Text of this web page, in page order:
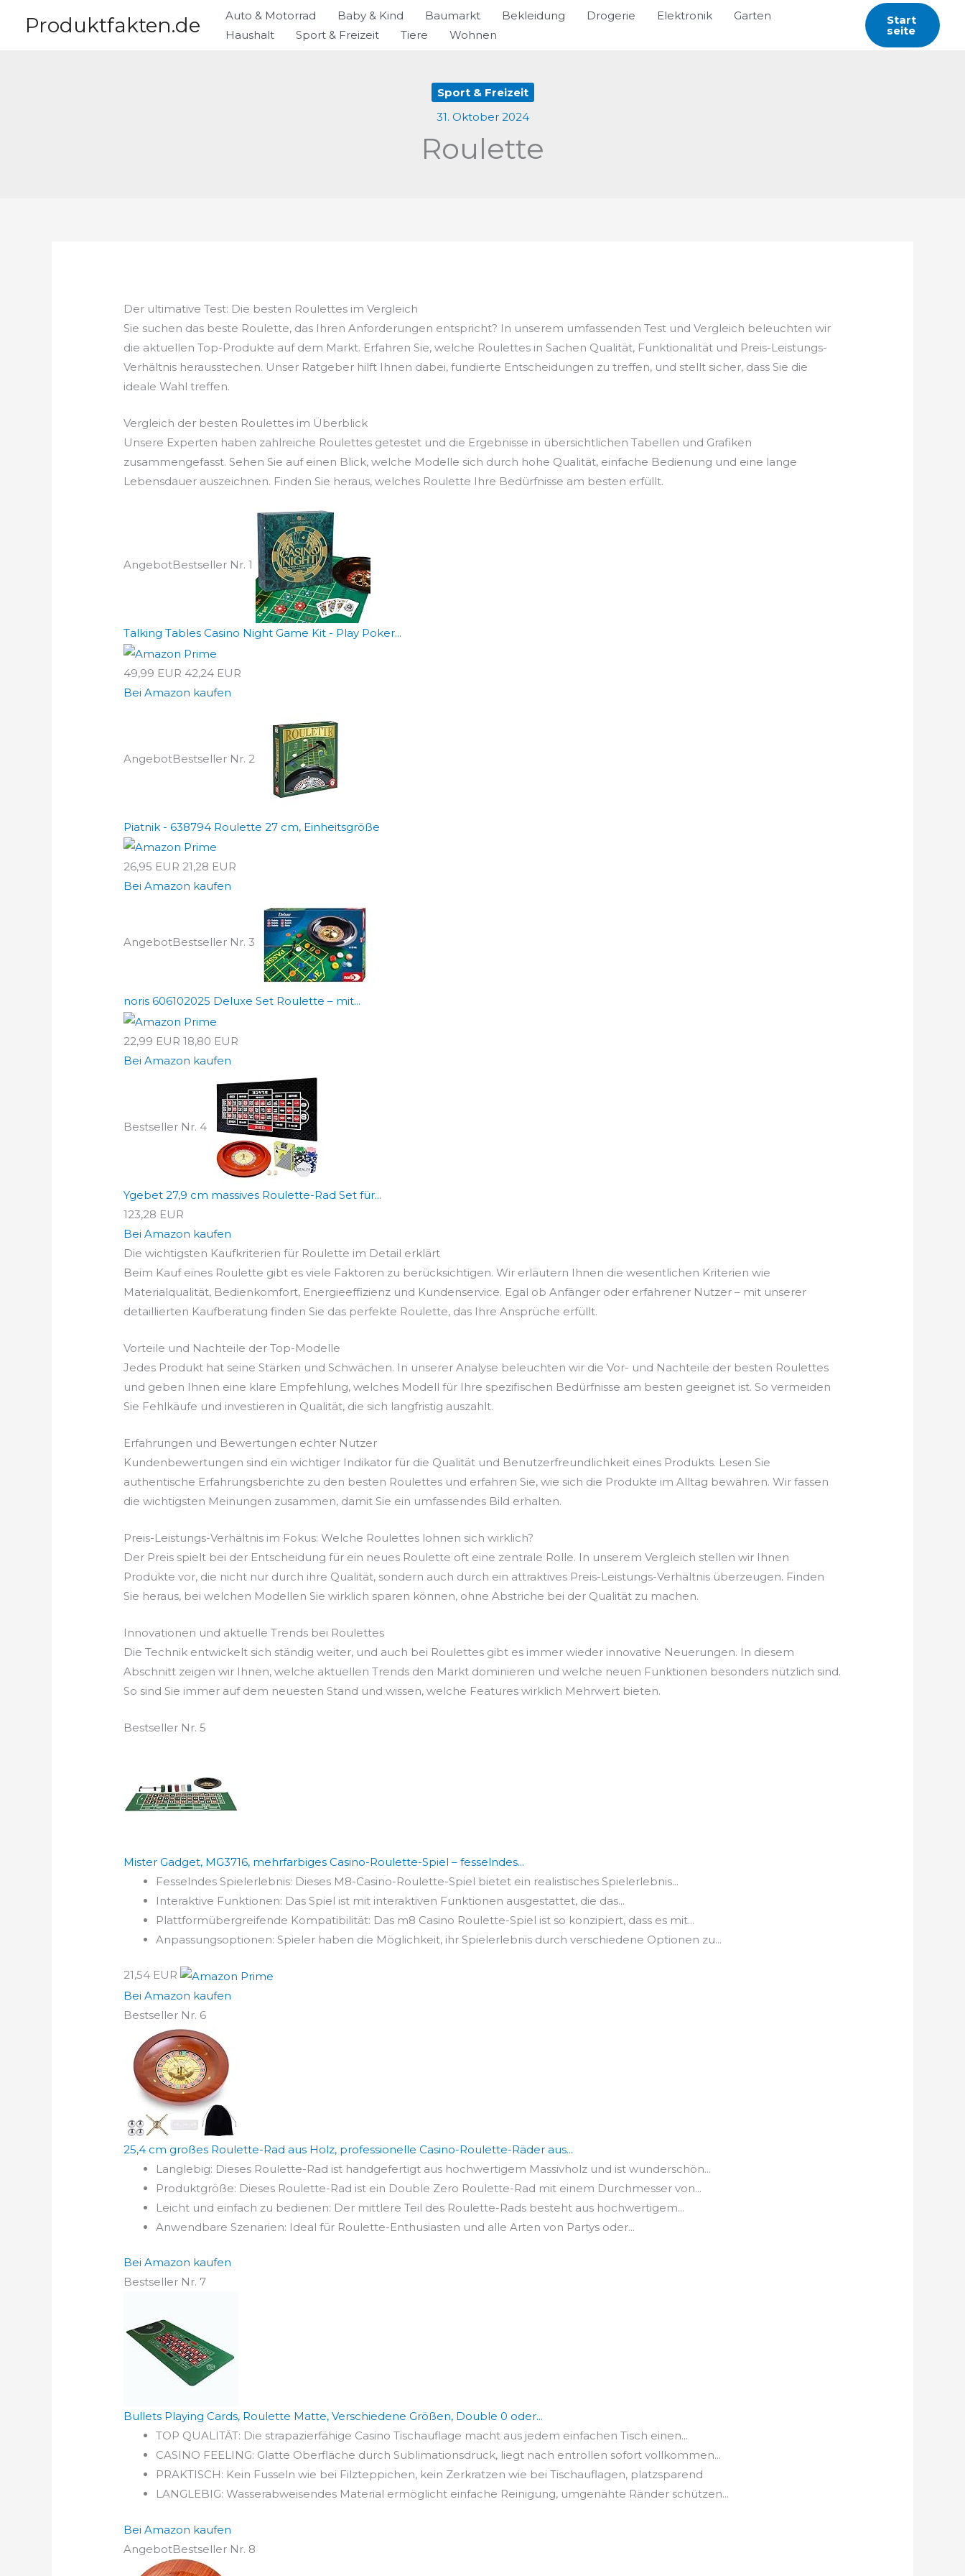
InhaltProduktfakten.de Auto & Motorrad Baby & Kind Baumarkt Bekleidung Drogerie Elektronik
Garten
Haushalt
Sport & Freizeit Tiere Wohnen
Start
Seite
Sport & Freizeit
31. Oktober 2024
Roulette
Der ultimative Test: Die besten Roulettes im Vergleich
Sie suchen das beste Roulette, das Ihren Anforderungen entspricht? In unserem umfassenden Test und Vergleich beleuchten wir
die aktuellen Top-Produkte auf dem Markt. Erfahren Sie, welche Roulettes in Sachen Qualität, Funktionalität und Preis-Leistungs-
Verhältnis herausstechen. Unser Ratgeber hilft Ihnen dabei, fundierte Entscheidungen zu treffen, und stellt sicher, dass Sie die
ideale Wahl treffen.
Vergleich der besten Roulettes im Überblick
Unsere Experten haben zahlreiche Roulettes getestet und die Ergebnisse in übersichtlichen Tabellen und Grafiken
zusammengefasst. Sehen Sie auf einen Blick, welche Modelle sich durch hohe Qualität, einfache Bedienung und eine lange
Lebensdauer auszeichnen. Finden Sie heraus, welches Roulette Ihre Bedürfnisse am besten erfüllt.
AngebotBestseller Nr. 1
Talking Tables Casino Night Game Kit - Play Poker...
49,99 EUR 42,24 EUR
Bei Amazon kaufen
AngebotBestseller Nr. 2
Piatnik - 638794 Roulette 27 cm, Einheitsgröße
26,95 EUR 21,28 EUR
Bei Amazon kaufen
AngebotBestseller Nr. 3
noris 606102025 Deluxe Set Roulette – mit...
22,99 EUR 18,80 EUR
Bei Amazon kaufen
Bestseller Nr. 4
Ygebet 27,9 cm massives Roulette-Rad Set für...
123,28 EUR
Bei Amazon kaufen
Die wichtigsten Kaufkriterien für Roulette im Detail erklärt
Beim Kauf eines Roulette gibt es viele Faktoren zu berücksichtigen. Wir erläutern Ihnen die wesentlichen Kriterien wie
Materialqualität, Bedienkomfort, Energieeffizienz und Kundenservice. Egal ob Anfänger oder erfahrener Nutzer – mit unserer
detaillierten Kaufberatung finden Sie das perfekte Roulette, das Ihre Ansprüche erfüllt.
Vorteile und Nachteile der Top-Modelle
Jedes Produkt hat seine Stärken und Schwächen. In unserer Analyse beleuchten wir die Vor- und Nachteile der besten Roulettes
und geben Ihnen eine klare Empfehlung, welches Modell für Ihre spezifischen Bedürfnisse am besten geeignet ist. So vermeiden
Sie Fehlkäufe und investieren in Qualität, die sich langfristig auszahlt.
Erfahrungen und Bewertungen echter Nutzer
Kundenbewertungen sind ein wichtiger Indikator für die Qualität und Benutzerfreundlichkeit eines Produkts. Lesen Sie
authentische Erfahrungsberichte zu den besten Roulettes und erfahren Sie, wie sich die Produkte im Alltag bewähren. Wir fassen
die wichtigsten Meinungen zusammen, damit Sie ein umfassendes Bild erhalten.
Preis-Leistungs-Verhältnis im Fokus: Welche Roulettes lohnen sich wirklich?
Der Preis spielt bei der Entscheidung für ein neues Roulette oft eine zentrale Rolle. In unserem Vergleich stellen wir Ihnen
Produkte vor, die nicht nur durch ihre Qualität, sondern auch durch ein attraktives Preis-Leistungs-Verhältnis überzeugen. Finden
Sie heraus, bei welchen Modellen Sie wirklich sparen können, ohne Abstriche bei der Qualität zu machen.
Innovationen und aktuelle Trends bei Roulettes
Die Technik entwickelt sich ständig weiter, und auch bei Roulettes gibt es immer wieder innovative Neuerungen. In diesem
Abschnitt zeigen wir Ihnen, welche aktuellen Trends den Markt dominieren und welche neuen Funktionen besonders nützlich sind.
So sind Sie immer auf dem neuesten Stand und wissen, welche Features wirklich Mehrwert bieten.
Bestseller Nr. 5
Mister Gadget, MG3716, mehrfarbiges Casino-Roulette-Spiel – fesselndes...
Fesselndes Spielerlebnis: Dieses M8-Casino-Roulette-Spiel bietet ein realistisches Spielerlebnis...
Interaktive Funktionen: Das Spiel ist mit interaktiven Funktionen ausgestattet, die das...
Plattformübergreifende Kompatibilität: Das m8 Casino Roulette-Spiel ist so konzipiert, dass es mit...
Anpassungsoptionen: Spieler haben die Möglichkeit, ihr Spielerlebnis durch verschiedene Optionen zu...
21,54 EUR
Bei Amazon kaufen
Bestseller Nr. 6
25,4 cm großes Roulette-Rad aus Holz, professionelle Casino-Roulette-Räder aus...
Langlebig: Dieses Roulette-Rad ist handgefertigt aus hochwertigem Massivholz und ist wunderschön...
Produktgröße: Dieses Roulette-Rad ist ein Double Zero Roulette-Rad mit einem Durchmesser von...
Leicht und einfach zu bedienen: Der mittlere Teil des Roulette-Rads besteht aus hochwertigem...
Anwendbare Szenarien: Ideal für Roulette-Enthusiasten und alle Arten von Partys oder...
Bei Amazon kaufen
Bestseller Nr. 7
Bullets Playing Cards, Roulette Matte, Verschiedene Größen, Double 0 oder...
TOP QUALITÄT: Die strapazierfähige Casino Tischauflage macht aus jedem einfachen Tisch einen...
CASINO FEELING: Glatte Oberfläche durch Sublimationsdruck, liegt nach entrollen sofort vollkommen...
PRAKTISCH: Kein Fusseln wie bei Filzteppichen, kein Zerkratzen wie bei Tischauflagen, platzsparend
LANGLEBIG: Wasserabweisendes Material ermöglicht einfache Reinigung, umgenähte Ränder schützen...
Bei Amazon kaufen
AngebotBestseller Nr. 8